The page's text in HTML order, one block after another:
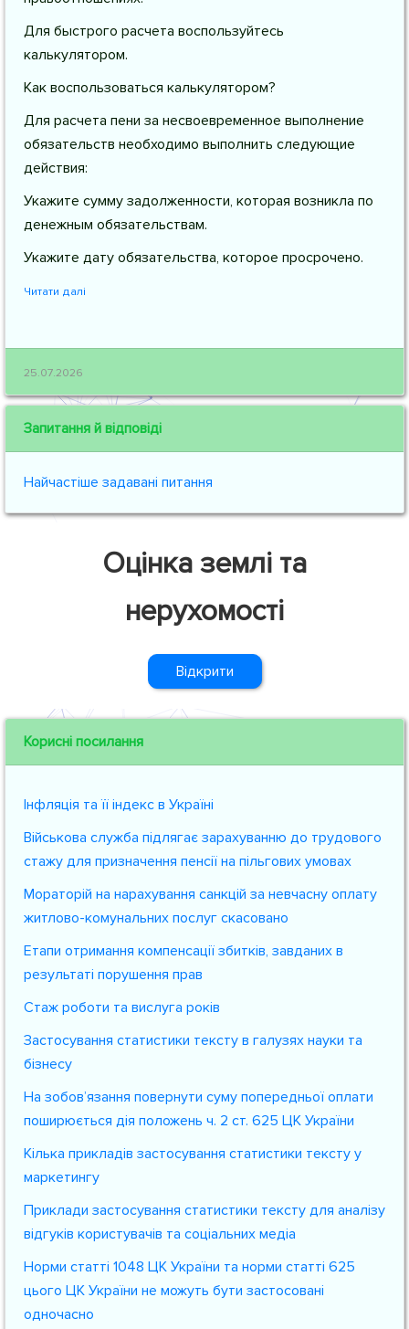
Для быстрого расчета воспользуйтесь
калькулятором.
Как воспользоваться калькулятором?
Для расчета пени за несвоевременное выполнение
обязательств необходимо выполнить следующие
действия:
Укажите сумму задолженности, которая возникла по
денежным обязательствам.
Укажите дату обязательства, которое просрочено.
Читати далі
25.07.2026
Запитання й відповіді
Найчастіше задавані питання
Оцінка землі та
нерухомості
Відкрити
Корисні посилання
Інфляція та її індекс в Україні
Військова служба підлягає зарахуванню до трудового
стажу для призначення пенсії на пільгових умовах
Мораторій на нарахування санкцій за невчасну оплату
житлово-комунальних послуг скасовано
Етапи отримання компенсації збитків, завданих в
результаті порушення прав
Стаж роботи та вислуга років
Застосування статистики тексту в галузях науки та
бізнесу
На зобов’язання повернути суму попередньої оплати
поширюється дія положень ч. 2 ст. 625 ЦК України
Кілька прикладів застосування статистики тексту у
маркетингу
Приклади застосування статистики тексту для аналізу
відгуків користувачів та соціальних медіа
Норми статті 1048 ЦК України та норми статті 625
цього ЦК України не можуть бути застосовані
одночасно